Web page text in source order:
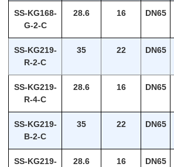
SS-KG168-
G-2-C
28.6 16 DN65
SS-KG219-
R-2-C
35 22 DN65
SS-KG219-
R-4-C
28.6 16 DN65
SS-KG219-
B-2-C
35 22 DN65
SS-KG219-
28.6 16 DN65